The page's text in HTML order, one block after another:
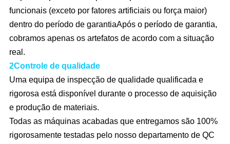
funcionais (exceto por fatores artificiais ou força maior)
dentro do período de garantiaApós o período de garantia,
cobramos apenas os artefatos de acordo com a situação
real.
2Controle de qualidade
Uma equipa de inspecção de qualidade qualificada e
rigorosa está disponível durante o processo de aquisição
e produção de materiais.
Todas as máquinas acabadas que entregamos são 100%
rigorosamente testadas pelo nosso departamento de QC